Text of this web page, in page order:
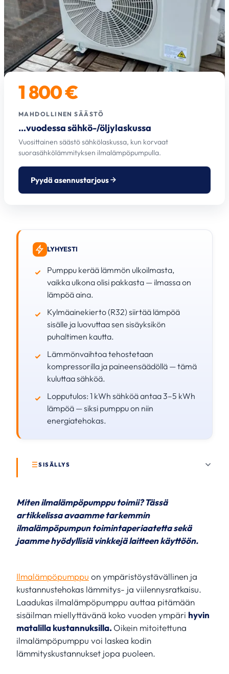
1 800 €
MAHDOLLINEN SÄÄSTÖ
…vuodessa sähkö-/öljylaskussa
Vuosittainen säästö sähkölaskussa, kun korvaat
suorasähkölämmityksen ilmalämpöpumpulla.
Pyydä asennustarjous
LYHYESTI
Pumppu kerää lämmön ulkoilmasta,
vaikka ulkona olisi pakkasta — ilmassa on
lämpöä aina.
Kylmäainekierto (R32) siirtää lämpöä
sisälle ja luovuttaa sen sisäyksikön
puhaltimen kautta.
Lämmönvaihtoa tehostetaan
kompressorilla ja paineensäädöllä — tämä
kuluttaa sähköä.
Lopputulos: 1 kWh sähköä antaa 3–5 kWh
lämpöä — siksi pumppu on niin
energiatehokas.
SISÄLLYS
Miten ilmalämpöpumppu toimii? Tässä
artikkelissa avaamme tarkemmin
ilmalämpöpumpun toimintaperiaatetta sekä
jaamme hyödyllisiä vinkkejä laitteen käyttöön.
Ilmalämpöpumppu on ympäristöystävällinen ja
kustannustehokas lämmitys- ja viilennysratkaisu.
Laadukas ilmalämpöpumppu auttaa pitämään
sisäilman miellyttävänä koko vuoden ympäri hyvin
matalilla kustannuksilla. Oikein mitoitettuna
ilmalämpöpumppu voi laskea kodin
lämmityskustannukset jopa puoleen.